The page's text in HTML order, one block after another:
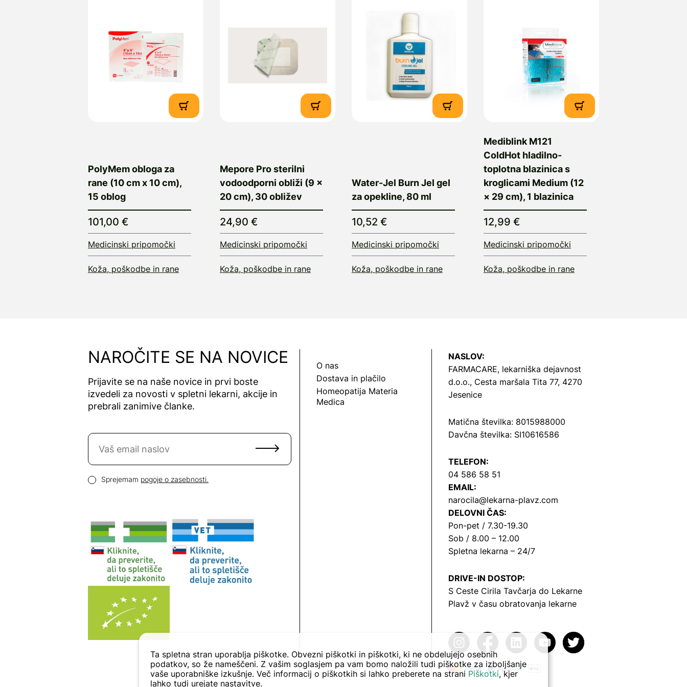
PolyMem obloga za
rane (10 cm x 10 cm),
15 oblog
101,00 €
Medicinski pripomočki
Koža, poškodbe in rane
Mepore Pro sterilni
vodoodporni obliži (9 x
20 cm), 30 obližev
24,90 €
Medicinski pripomočki
Koža, poškodbe in rane
Water-Jel Burn Jel gel
za opekline, 80 ml
10,52 €
Medicinski pripomočki
Koža, poškodbe in rane
Mediblink M121
ColdHot hladilno-
toplotna blazinica s
kroglicami Medium (12
× 29 cm), 1 blazinica
12,99 €
Medicinski pripomočki
Koža, poškodbe in rane
NAROČITE SE NA NOVICE
Prijavite se na naše novice in prvi boste
izvedeli za novosti v spletni lekarni, akcije in
prebrali zanimive članke.
Naročite se na novice
Pogoji zasebnosti
Sprejemam pogoje o zasebnosti.
O nas
Dostava in plačilo
Homeopatija Materia
Medica
NASLOV:
FARMACARE, lekarniška dejavnost
d.o.o., Cesta maršala Tita 77, 4270
Jesenice
Matična številka: 8015988000
Davčna številka: SI10616586
TELEFON:
04 586 58 51
EMAIL:
narocila@lekarna-plavz.com
DELOVNI ČAS:
Pon-pet / 7.30-19.30
Sob / 8.00 – 12.00
Spletna lekarna – 24/7
DRIVE-IN DOSTOP:
S Ceste Cirila Tavčarja do Lekarne
Plavž v času obratovanja lekarne
Ta spletna stran uporablja piškotke. Obvezni piškotki in piškotki, ki ne obdelujejo osebnih
podatkov, so že nameščeni. Z vašim soglasjem pa vam bomo naložili tudi piškotke za izboljšanje
vaše uporabniške izkušnje. Več informacij o piškotkih si lahko preberete na strani Piškotki, kjer
lahko tudi urejate nastavitve.